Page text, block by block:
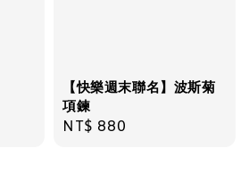
【快樂週末聯名】波斯菊
項鍊
Regular
NT$ 880